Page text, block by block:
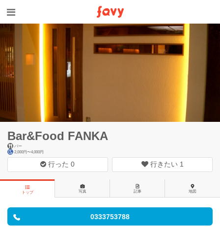
Bar&Food FANKA
バー
2,000円〜4,000円
行った0 行きたい 1
トップ 写真 記事 地図
0333753788